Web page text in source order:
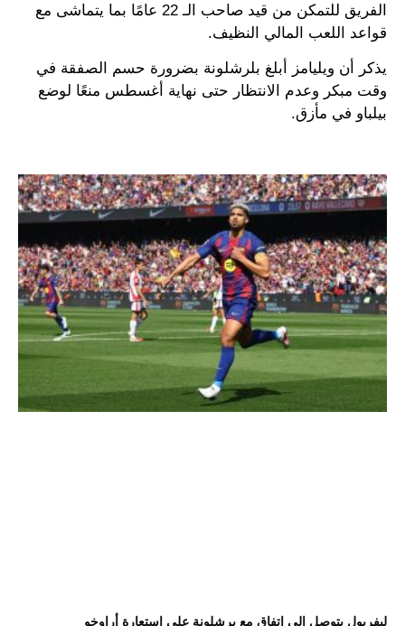
الفريق للتمكن من قيد صاحب الـ 22 عامًا بما يتماشى مع
قواعد اللعب المالي النظيف.
يذكر أن ويليامز أبلغ بلرشلونة بضرورة حسم الصفقة في
وقت مبكر وعدم الانتظار حتى نهاية أغسطس منعًا لوضع
بيلباو في مأزق.
ليفربول يتوصل إلى اتفاقٍ مع برشلونة على استعارة أراوخو